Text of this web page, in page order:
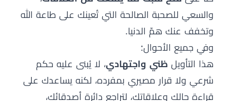
والسعي للصحبة الصالحة التي تُعينك على طاعة الله
وتخفف عنك همّ الدنيا.
وفي جميع الأحوال:
هذا التأويل ظني واجتهادي، لا يُبنى عليه حكم
شرعي ولا قرار مصيري بمفرده، لكنه يساعدك على
قراءة حالك وعلاقاتك، لتراجع دائرة أصدقائك،